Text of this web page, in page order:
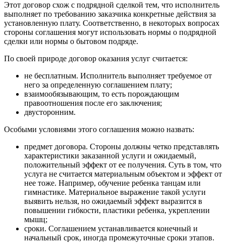
Этот договор схож с подрядной сделкой тем, что исполнитель
выполняет по требованию заказчика конкретные действия за
установленную плату. Соответственно, в некоторых вопросах
стороны соглашения могут использовать нормы о подрядной
сделки или нормы о бытовом подряде.
По своей природе договор оказания услуг считается:
не бесплатным. Исполнитель выполняет требуемое от
него за определенную соглашением плату;
взаимообязывающим, то есть порождающим
правоотношения после его заключения;
двусторонним.
Особыми условиями этого соглашения можно назвать:
предмет договора. Стороны должны четко представлять
характеристики заказанной услуги и ожидаемый,
положительный эффект от ее получения. Суть в том, что
услуга не считается материальным объектом и эффект от
нее тоже. Например, обучение ребенка танцам или
гимнастике. Материальное выражение такой услуги
выявить нельзя, но ожидаемый эффект выразится в
повышении гибкости, пластики ребенка, укреплении
мышц;
сроки. Соглашением устанавливается конечный и
начальный срок, иногда промежуточные сроки этапов.